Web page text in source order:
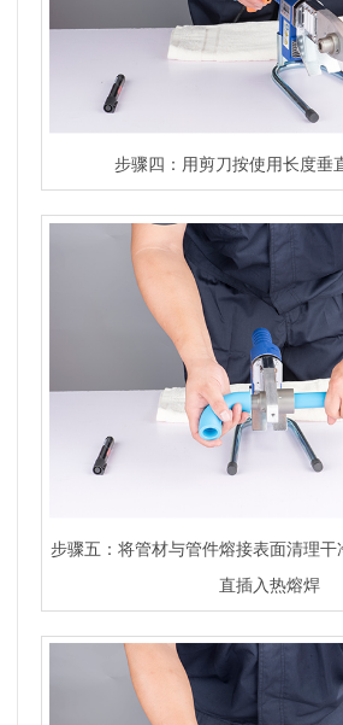
步骤四：用剪刀按使用长度垂
步骤五：将管材与管件熔接表面清理
直插入热熔焊